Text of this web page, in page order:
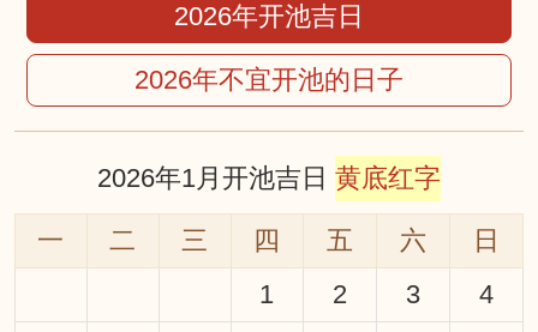
2026年开池吉日
2026年不宜开池的日子
2026年1月开池吉日 黄底红字
一 二 三 四 五 六
日
1
2 3
4